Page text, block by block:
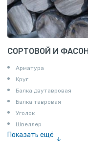
СОРТОВОЙ И
Арматура
Круг
Балка двутавровая
Балка тавровая
Уголок
Швеллер
Показать ещё